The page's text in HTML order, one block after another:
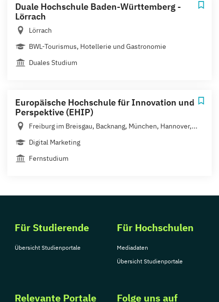
Duale Hochschule Baden-Württemberg -
Lörrach
Lörrach
BWL-Tourismus, Hotellerie und Gastronomie
Duales Studium
Europäische Hochschule für Innovation und
Perspektive (EHIP)
Freiburg im Breisgau, Backnang, München, Hannover,...
Digital Marketing
Fernstudium
Für Studierende
Übersicht Studienportale
Für Hochschulen
Mediadaten
Übersicht Studienportale
Relevante Portale Folge uns auf